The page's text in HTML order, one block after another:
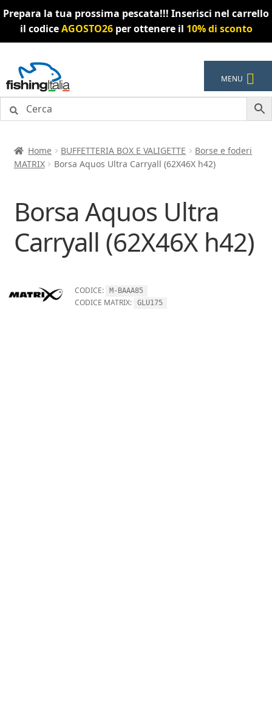
Prepara la tua prossima pescata!!! Inserisci nel carrello
il codiceAGOSTO26per ottenere il 10% di sconto
alla
navigazione
al
contenuto
MENU
Home BUFFETTERIA BOX E VALIGETTE
Borse e foderi
MATRIX
Borsa Aquos Ultra Carryall (62X46X h42)
Borsa Aquos Ultra
Carryall (62X46X h42)
CODICE: M-BAAA85
CODICE MATRIX: GLU175